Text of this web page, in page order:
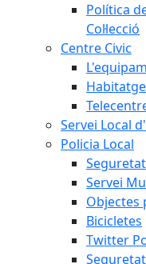
Política
Col·lecció
Centre Civic
Habitatge
Servei Local
Policia Local
Servei
Objectes
Bicicletes
Twitter